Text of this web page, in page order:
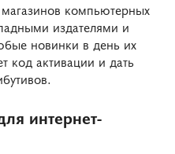
компьютерных
издателями и
новинки в день их
код активации и дать
интернет-